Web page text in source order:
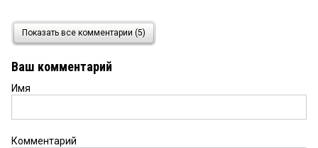
Сергей 6 марта 2015 в 07:31:
Поздравляю с юбилеем! Здоровья!
Олег Лизгунов 5 марта 2015 в 20:01:
Показать все комментарии (5)
Ваш комментарий
Имя
Комментарий